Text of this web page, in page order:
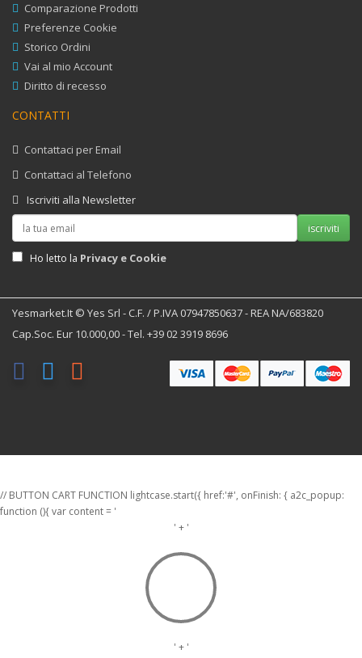
Comparazione Prodotti
Preferenze Cookie
Storico Ordini
Vai al mio Account
Diritto di recesso
CONTATTI
Contattaci per Email
Contattaci al Telefono
Iscriviti alla Newsletter
iscriviti
Ho letto la Privacy e Cookie
Yesmarket.it © Yes Srl - C.F. / P.IVA 07947850637 - REA NA/683820
Cap.Soc. Eur 10.000,00 - Tel. +39 02 3919 8696
// BUTTON CART FUNCTION lightcase.start({ href:'#', onFinish: { a2c_popup:
function (){ var content = '
' + '
' + '